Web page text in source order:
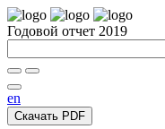
Годовой отчет 2019
en
Скачать PDF